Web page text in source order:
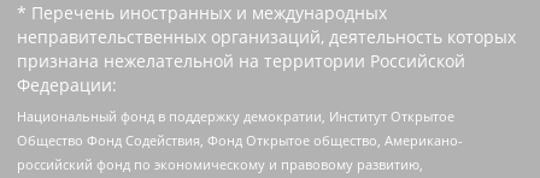
* Перечень иностранных и международных
неправительственных организаций, деятельность которых
признана нежелательной на территории Российской
Федерации:
Национальный фонд в поддержку демократии, Институт Открытое
Общество Фонд Содействия, Фонд Открытое общество, Американо-
российский фонд по экономическому и правовому развитию,